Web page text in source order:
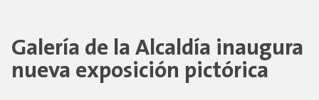
Galería de la Alcaldía inaugura
nueva exposición pictórica